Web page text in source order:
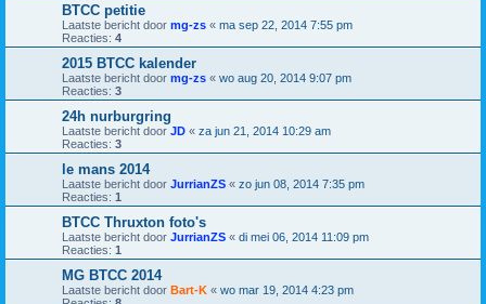
BTCC petitie
Laatste bericht door mg-zs « ma sep 22, 2014 7:55 pm
Reacties: 4
2015 BTCC kalender
Laatste bericht door mg-zs « wo aug 20, 2014 9:07 pm
Reacties: 3
24h nurburgring
Laatste bericht door JD « za jun 21, 2014 10:29 am
Reacties: 3
le mans 2014
Laatste bericht door JurrianZS « zo jun 08, 2014 7:35 pm
Reacties: 1
BTCC Thruxton foto's
Laatste bericht door JurrianZS « di mei 06, 2014 11:09 pm
Reacties: 1
MG BTCC 2014
Laatste bericht door Bart-K « wo mar 19, 2014 4:23 pm